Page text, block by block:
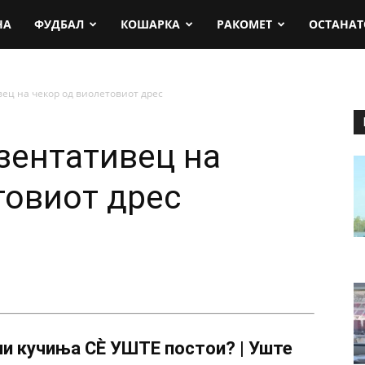
ФУДБАЛ КОШАРКА РАКОМЕТ
на чекор од виолетовиот дрес
на
дрес
кучиња СÈ УШТЕ постои? | Уште